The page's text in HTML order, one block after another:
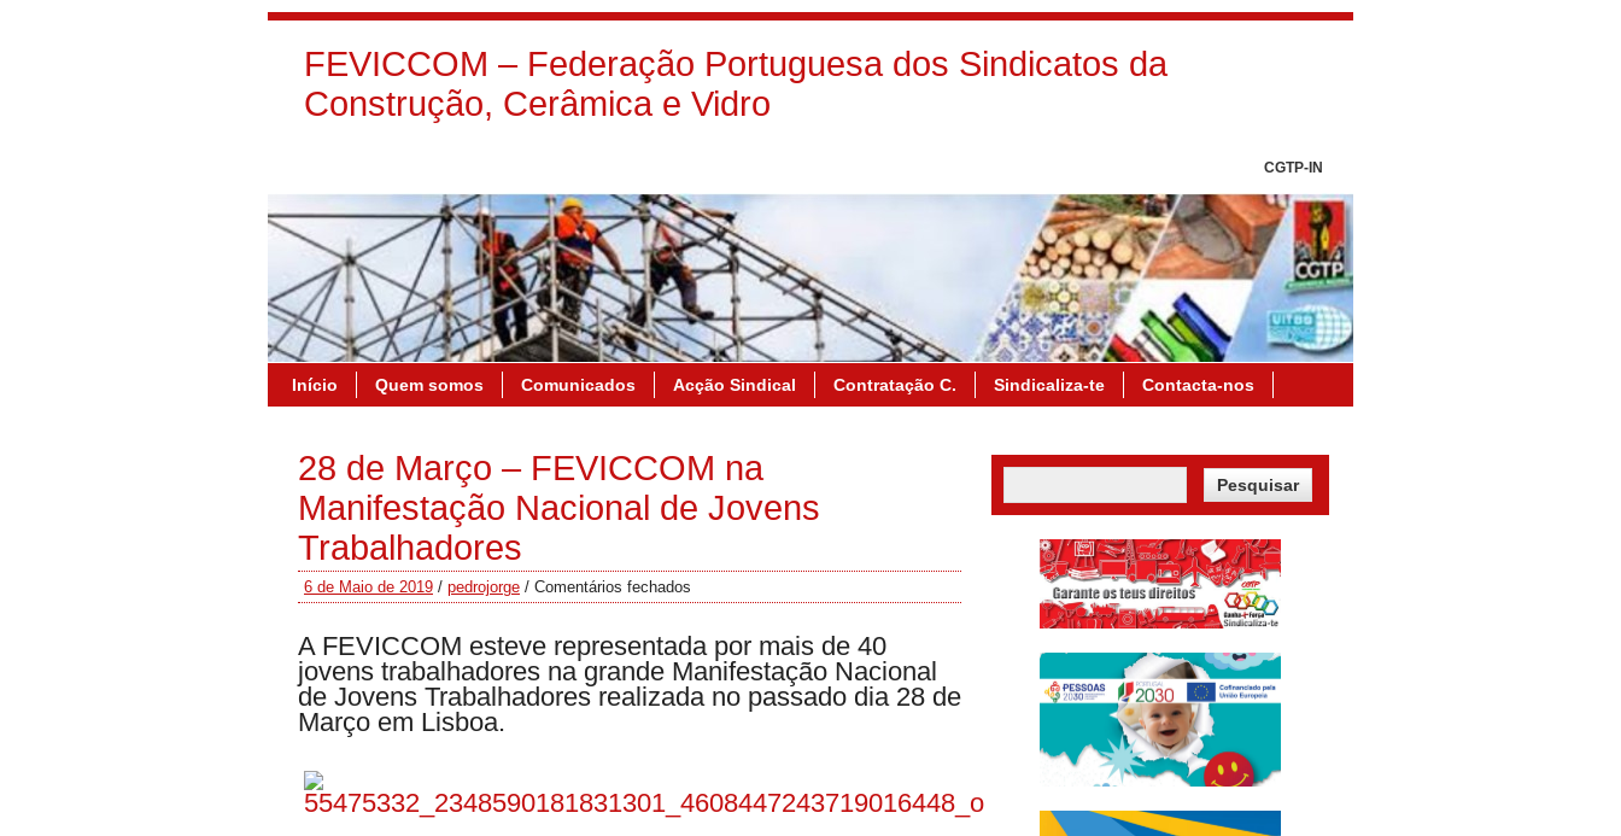
FEVICCOM – Federação Portuguesa dos Sindicatos da
Construção, Cerâmica e Vidro
CGTP-IN
Início Quem somos Comunicados Acção Sindical Contratação C. Sindicaliza-te Contacta-nos
28 de Março – FEVICCOM na
Manifestação Nacional de Jovens
Trabalhadores
6 de Maio de 2019 / pedrojorge / Comentários fechados
A FEVICCOM esteve representada por mais de 40
jovens trabalhadores na grande Manifestação Nacional
de Jovens Trabalhadores realizada no passado dia 28 de
Março em Lisboa.